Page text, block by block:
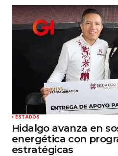
ESTADOS
Hidalgo avanza en
energética con
estratégicas